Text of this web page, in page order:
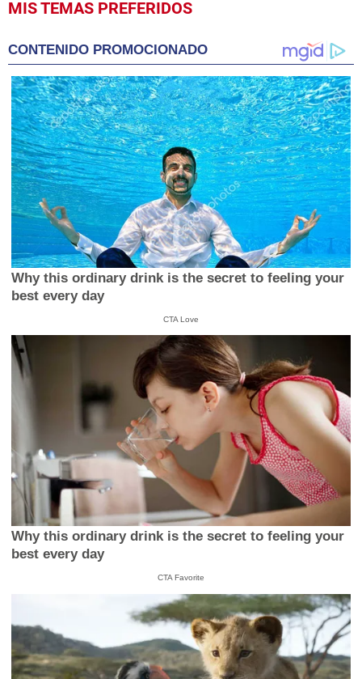
seconds
minutes,
12
seconds
MIS TEMAS PREFERIDOS
CONTENIDO PROMOCIONADO
Why this ordinary drink is the secret to feeling your
best every day
CTA Love
Why this ordinary drink is the secret to feeling your
best every day
CTA Favorite